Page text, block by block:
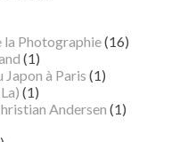
la Photographie(16)
(1)
à Paris (1)
(1)
Andersen (1)